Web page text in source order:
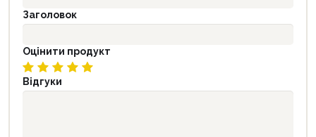
Заголовок
Оцінити продукт
Відгуки